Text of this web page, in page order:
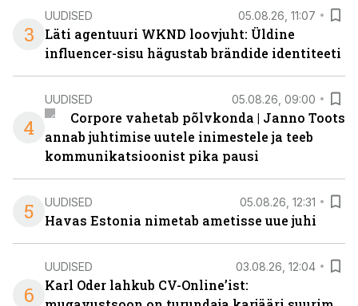
3
UUDISED 05.08.26, 11:07
Läti agentuuri WKND loovjuht: Üldine
influencer-sisu hägustab brändide identiteeti
4
UUDISED 05.08.26, 09:00
Corpore vahetab põlvkonda | Janno Toots
annab juhtimise uutele inimestele ja teeb
kommunikatsioonist pika pausi
5 UUDISED 05.08.26, 12:31
Havas Estonia nimetab ametisse uue juhi
6
UUDISED 03.08.26, 12:04
Karl Oder lahkub CV-Online’ist: